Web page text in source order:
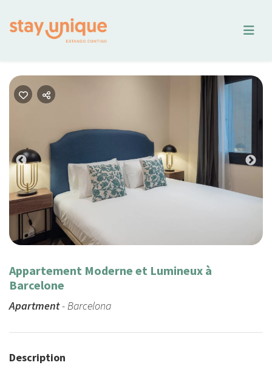
Previous
Appartement Moderne et Lumineux à
Barcelone
Apartment- Barcelona
Description